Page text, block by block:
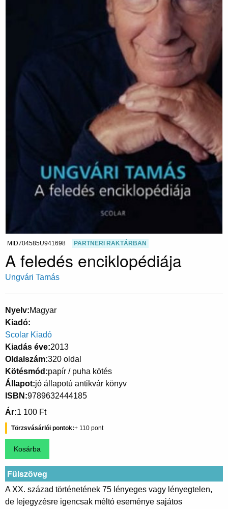
MID704585U941698 PARTNERI RAKTÁRBAN
A feledés enciklopédiája
Ungvári Tamás
Nyelv Magyar
Kiadó
Scolar Kiadó
Kiadás éve 2013
Oldalszám 320 oldal
Kötésmód papír / puha kötés
Állapot jó állapotú antikvár könyv
ISBN 9789632444185
Ár 1 100 Ft
Törzsvásárlói pontok 110
Fülszöveg
A XX. század történetének 75 lényeges vagy lényegtelen,
de lejegyzésre igencsak méltó eseménye sajátos